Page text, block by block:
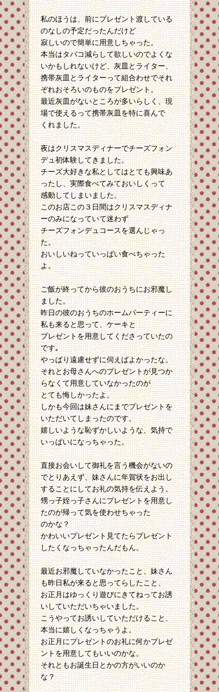
私のほうは、前にプレゼント渡している
のなしの予定だったんだけど
寂しいので簡単に用意しちゃった。
本当はタバコ減らして欲しいのでよくな
いかもしれないけど、灰皿とライター、
携帯灰皿とライターって組合わせでそれ
ぞれおそろいのものをプレゼント。
最近灰皿がないところが多いらしく、現
場で使えるって携帯灰皿を特に喜んで
くれました。
夜はクリスマスディナーでチーズフォン
デュ初体験してきました。
チーズ大好きな私としてはとても興味あ
ったし、実際食べてみておいしくって
感動してしまいました。
このお店この３日間はクリスマスディナ
ーのみになっていて迷わず
チーズフォンデュコースを選んじゃっ
た。
おいしいねっていっぱい食べちゃった
よ。
ご飯が終ってから彼のおうちにお邪魔し
ました。
昨日の彼のおうちのホームパーティーに
私も来ると思って、ケーキと
プレゼントを用意してくださっていたの
です｡
やっぱり遠慮せずに伺えばよかったな。
それとお母さんへのプレゼントが見つか
らなくて用意していなかったのが
とても悔しかったよ。
しかも今回は妹さんにまでプレゼントを
いただいてしまったのです。
嬉しいような恥ずかしいような、気持で
いっぱいになっちゃった。
直接お会いして御礼を言う機会がないの
でとりあえず、妹さんに年賀状をお出し
することにしてお礼の気持を伝えよう。
甥っ子姪っ子さんにプレゼントを用意し
たのが帰って気を使わせちゃった
のかな？
かわいいプレゼント見てたらプレゼント
したくなっちゃったんだもん。
最近お邪魔していなかったこと、妹さん
も昨日私が来ると思ってらしたこと、
お正月はゆっくり遊びにきてねってお誘
いしていただいちゃいました。
こうやってお誘いしていただけること、
本当に嬉しくなっちゃうよ。
お正月にプレゼントのお礼に何かプレゼ
ントを用意してもいいのかな。
それともお誕生日とかの方がいいのか
な？